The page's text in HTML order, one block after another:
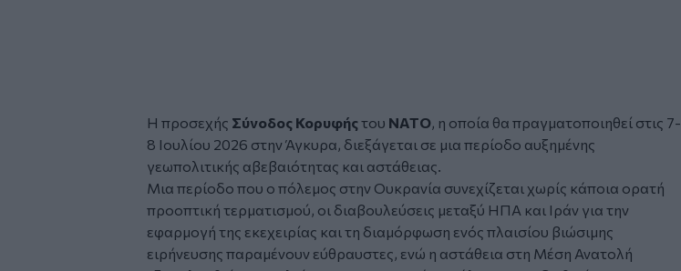
Η προσεχής Σύνοδος Κορυφήςτου ΝΑΤΟ, η οποία θα πραγματοποιηθεί στις 7-
8 Ιουλίου 2026 στην Άγκυρα, διεξάγεται σε μια περίοδο αυξημένης
γεωπολιτικής αβεβαιότητας και αστάθειας.
Μια περίοδο που ο πόλεμος στην Ουκρανία συνεχίζεται χωρίς κάποια ορατή
προοπτική τερματισμού, οι διαβουλεύσεις μεταξύ ΗΠΑ και Ιράν για την
εφαρμογή της εκεχειρίας και τη διαμόρφωση ενός πλαισίου βιώσιμης
ειρήνευσης παραμένουν εύθραυστες, ενώ η αστάθεια στη Μέση Ανατολή